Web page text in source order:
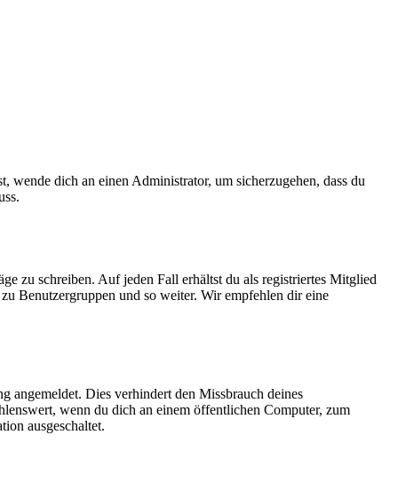
dich an einen Administrator, um sicherzugehen, dass du
zu schreiben. Auf jeden Fall erhältst du als registriertes Mitglied
Benutzergruppen und so weiter. Wir empfehlen dir eine
angemeldet. Dies verhindert den Missbrauch deines
wenn du dich an einem öffentlichen Computer, zum
ausgeschaltet.